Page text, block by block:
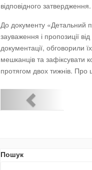
відповідного затвердження.
До документу «Детальний
зауваження і пропозиції
документації, обговорили
мешканців та зафіксувати
протягом двох тижнів. Про
Пошук